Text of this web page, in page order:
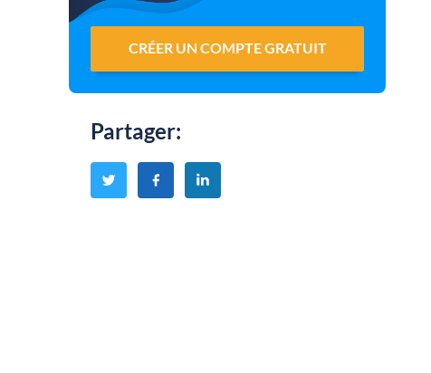
CRÉER UN COMPTE GRATUIT
Partager: